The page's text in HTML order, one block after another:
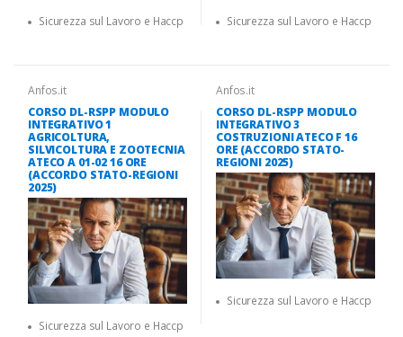
Sicurezza sul Lavoro e Haccp Sicurezza sul Lavoro e Haccp
Anfos.it
CORSO DL-RSPP MODULO
INTEGRATIVO 1
AGRICOLTURA,
SILVICOLTURA E ZOOTECNIA
ATECO A 01-02 16 ORE
(ACCORDO STATO-REGIONI
2025)
Sicurezza sul Lavoro e Haccp
Anfos.it
CORSO DL-RSPP MODULO
INTEGRATIVO 3
COSTRUZIONI ATECO F 16
ORE (ACCORDO STATO-
REGIONI 2025)
Sicurezza sul Lavoro e Haccp